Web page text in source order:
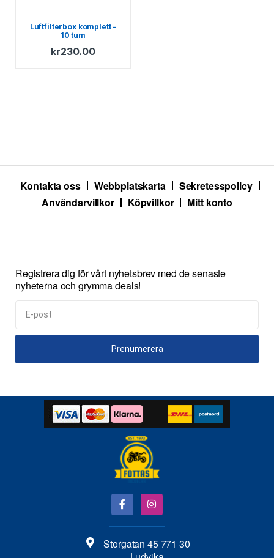
Luftfilterbox komplett –
10 tum
kr230.00
Kontakta oss Webbplatskarta
Sekretesspolicy
Användarvillkor
Köpvillkor Mitt konto
Registrera dig för vårt nyhetsbrev med de senaste
nyheterna och grymma deals!
Prenumerera
Storgatan 45 771 30